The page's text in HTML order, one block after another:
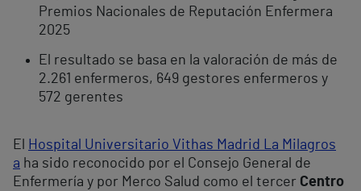
Premios Nacionales de Reputación Enfermera
2025
El resultado se basa en la valoración de más de
2.261 enfermeros, 649 gestores enfermeros y
572 gerentes
El
Hospital Universitario Vithas Madrid La Milagros
a ha sido reconocido por el Consejo General de
Enfermería y por Merco Salud como el tercer Centro